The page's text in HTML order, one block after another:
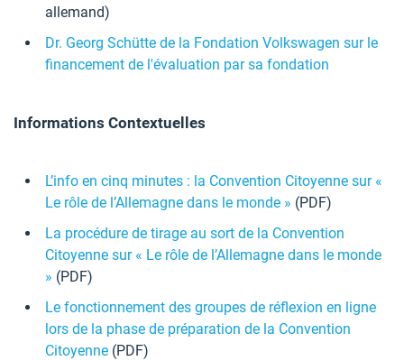
allemand)
Dr. Georg Schütte de la Fondation Volkswagen sur le
financement de l'évaluation par sa fondation
Informations Contextuelles
L’info en cinq minutes : la Convention Citoyenne sur «
Le rôle de l’Allemagne dans le monde » (PDF)
La procédure de tirage au sort de la Convention
Citoyenne sur « Le rôle de l’Allemagne dans le monde
» (PDF)
Le fonctionnement des groupes de réflexion en ligne
lors de la phase de préparation de la Convention
Citoyenne (PDF)